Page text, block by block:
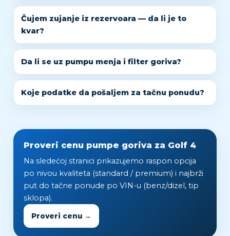
Čujem zujanje iz rezervoara — da li je to
kvar?
Da li se uz pumpu menja i filter goriva?
Koje podatke da pošaljem za tačnu ponudu?
Proveri cenu pumpe goriva za Golf 4
Na sledećoj stranici prikazujemo raspon opcija
po nivou kvaliteta (standard / premium) i najbrži
put do tačne ponude po VIN-u (benz/dizel, tip
sklopa).
Proveri cenu →